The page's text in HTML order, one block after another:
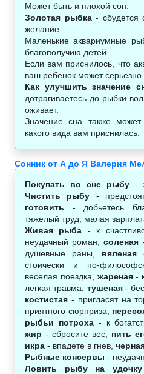
Может быть и плохой сон.
Золотая рыбка- сбудется
желание.
Маленькие аквариумные
благополучию детей.
Если вам приснилось, что
ваш ребенок может серьезно
Как улучшить значение
дотрагиваетесь до рыбки
оживает.
Значение сна также
какого вида вам приснилась.
Сонник от А до Я Валерия
Покупать во сне рыбу-
Чистить рыбу -
готовить - добьетесь
тяжелый труд, малая
Живая рыба - к
неудачный роман,соленая
душевные раны, вяленая-
стоически и по-
веселая поездка, жареная-
легкая травма, тушеная-
костистая - пригласят на
приятного сюрприза,
рыбьи потроха- к
жир - сбросите вес, пить
икра - впадете в гнев,
Рыбные консервы -
Ловить рыбу на удочку